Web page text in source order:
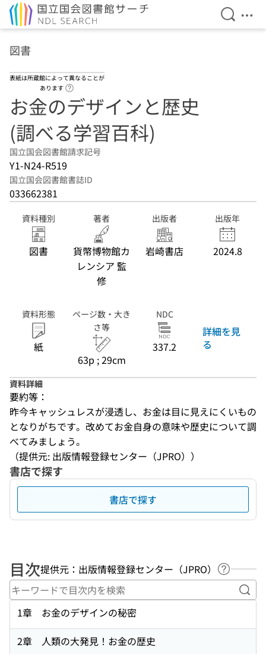
検索を
メ
図書
表紙は所蔵館によって異なることが
あります
お金のデザインと歴史
(調べる学習百科)
国立国会図書館請求記号
Y1-N24-R519
国立国会図書館書誌ID
033662381
資料種別
図書
著者
貨幣博物館カ
レンシア 監
修
出版者
岩崎書店
出版年
2024.8
資料形態
紙
ページ数・大き
さ等
63p ; 29cm
NDC
337.2
詳細を見
る
資料詳細
要約等：
昨今キャッシュレスが浸透し、お金は目に見えにくいもの
となりがちです。改めてお金自身の意味や歴史について調
べてみましょう。
（提供元: 出版情報登録センター（JPRO））
書店で探す
書店で探す
目次提供元：出版情報登録センター（JPRO）
ヘルプペ
キ
1章 お金のデザインの秘密
2章 人類の大発見！お金の歴史